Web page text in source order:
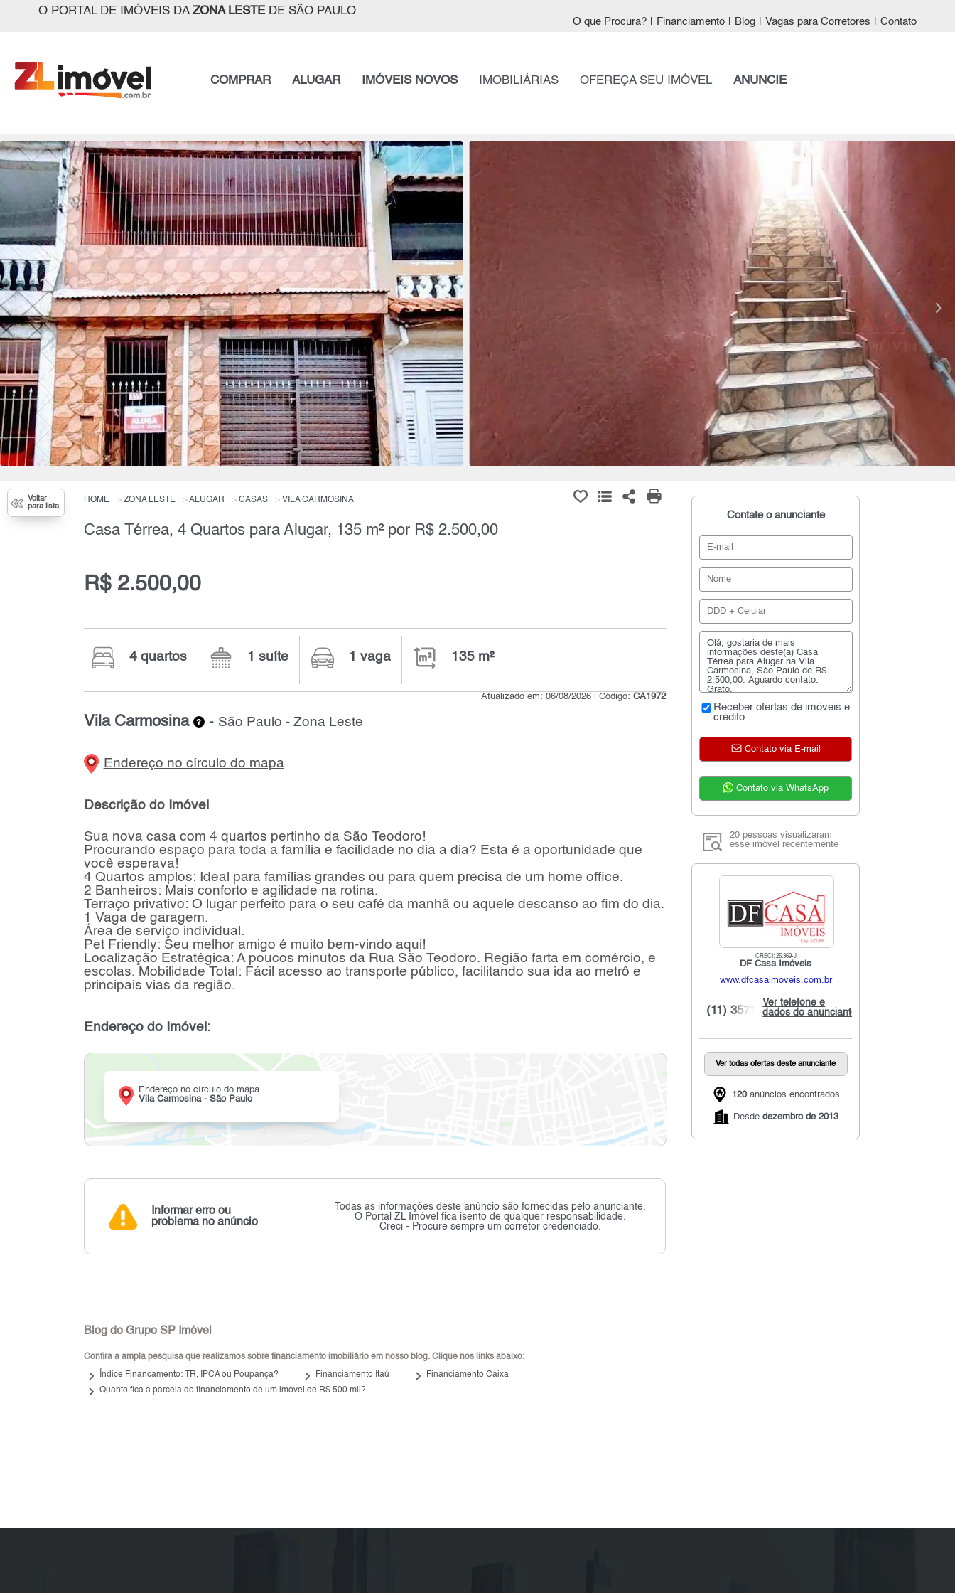
O PORTAL DE IMÓVEIS DA ZONA LESTEDE SÃO PAULO
O que Procura? Financiamento Blog Vagas para Corretores Contato
COMPRAR ALUGAR IMÓVEIS NOVOS IMOBILIÁRIAS OFEREÇA SEU IMÓVEL ANUNCIE
Voltar
para lista
HOME ZONA LESTE ALUGAR CASAS VILA CARMOSINA
Casa Térrea, 4 Quartos para Alugar, 135 m² por R$ 2.500,00
R$ 2.500,00
4 quartos 1 suíte 1 vaga 135 m²
Atualizado em: 06/08/2026 | Código:CA1972
Vila Carmosina - São Paulo - Zona Leste
Endereço no círculo do mapa
Descrição do Imóvel
Sua nova casa com 4 quartos pertinho da São Teodoro!
Procurando espaço para toda a família e facilidade no dia a dia? Esta é a oportunidade que
você esperava!
4 Quartos amplos: Ideal para famílias grandes ou para quem precisa de um home office.
2 Banheiros: Mais conforto e agilidade na rotina.
Terraço privativo: O lugar perfeito para o seu café da manhã ou aquele descanso ao fim do dia.
1 Vaga de garagem.
Área de serviço individual.
Pet Friendly: Seu melhor amigo é muito bem-vindo aqui!
Localização Estratégica: A poucos minutos da Rua São Teodoro. Região farta em comércio, e
escolas. Mobilidade Total: Fácil acesso ao transporte público, facilitando sua ida ao metrô e
principais vias da região.
Endereço do Imóvel:
Endereço no círculo do mapa
Vila Carmosina - São Paulo
Informar erro ou
problema no anúncio
Todas as informações deste anúncio são fornecidas pelo anunciante.
O Portal ZL Imóvel fica isento de qualquer responsabilidade.
Creci - Procure sempre um corretor credenciado.
Blog do Grupo SP Imóvel
Confira a ampla pesquisa que realizamos sobre financiamento imobiliário em nosso blog. Clique nos links abaixo:
keyboard_arrow_right Índice Financamento: TR, IPCA ou Poupança? keyboard_arrow_right Financiamento Itaú keyboard_arrow_right Financiamento Caixa
keyboard_arrow_right Quanto fica a parcela do financiamento de um imóvel de R$ 500 mil?
Contate o anunciante
Receber ofertas de imóveis e
crédito
Contato via E-mail
Contato via WhatsApp
20 pessoas visualizaram
esse imóvel recentemente
CRECI: 25.369-J
DF Casa Imóveis
www.dfcasaimoveis.com.br
Ver telefone e
dados do anunciante
(11) 3571...
Ver todas ofertas deste anunciante
120anúncios encontrados
Desde dezembro de 2013